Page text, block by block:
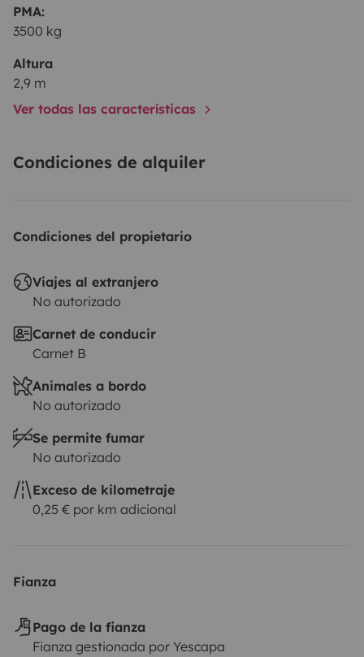
PMA:
3500 kg
Altura
2,9 m
Ver todas las características
Condiciones de alquiler
Condiciones del propietario
Viajes al extranjero
No autorizado
Carnet de conducir
Carnet B
Animales a bordo
No autorizado
Se permite fumar
No autorizado
Exceso de kilometraje
0,25 € por km adicional
Fianza
Pago de la fianza
Fianza gestionada por Yescapa